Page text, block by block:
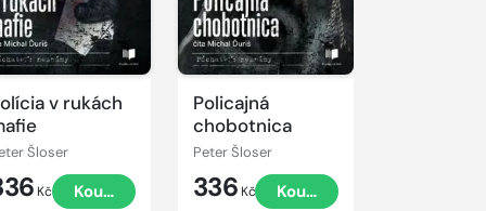
v rukách
Šloser
Kč Koupit
Policajná
chobotnica
Peter Šloser
336 Kč Koupit